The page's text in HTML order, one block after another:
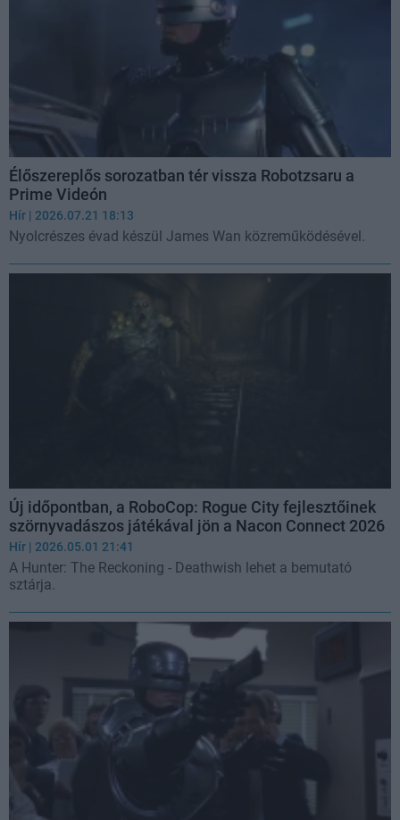
Élőszereplős sorozatban tér vissza Robotzsaru a
Prime Videón
Hír | 2026.07.21 18:13
Nyolcrészes évad készül James Wan közreműködésével.
Új időpontban, a RoboCop: Rogue City fejlesztőinek
szörnyvadászos játékával jön a Nacon Connect 2026
Hír | 2026.05.01 21:41
A Hunter: The Reckoning - Deathwish lehet a bemutató
sztárja.